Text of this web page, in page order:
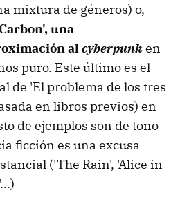
mixtura de géneros) o,
una
alcyberpunken
puro. Este último es el
de 'El problema de los tres
en libros previos) en
de ejemplos son de tono
ficción es una excusa
('The Rain', 'Alice in